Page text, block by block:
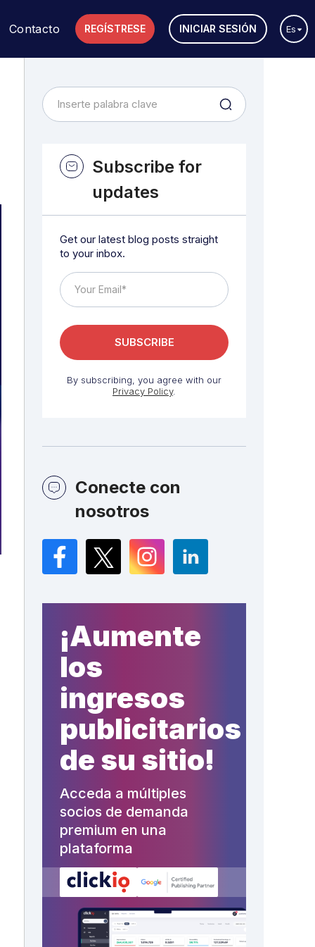
REGÍSTRESE INICIAR SESIÓN Es
Contacto
Subscribe for
updates
Get our latest blog posts straight
to your inbox.
By subscribing, you agree with our
Privacy Policy.
Conecte con
nosotros
Facebook
TwitterInstagramLinkedIn
¡Aumente
los
ingresos
publicitarios
de su sitio!
Acceda a múltiples
socios de demanda
premium en una
plataforma